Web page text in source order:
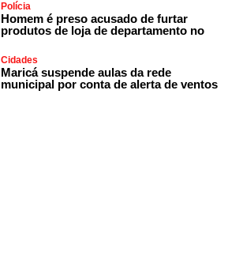
Polícia
Homem é preso acusado de furtar
produtos de loja de departamento no
Cidades
Maricá suspende aulas da rede
municipal por conta de alerta de ventos